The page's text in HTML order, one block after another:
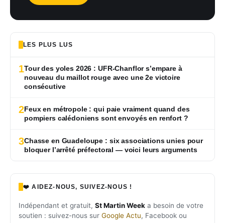
LES PLUS LUS
1Tour des yoles 2026 : UFR-Chanflor s’empare à
nouveau du maillot rouge avec une 2e victoire
consécutive
2Feux en métropole : qui paie vraiment quand des
pompiers calédoniens sont envoyés en renfort ?
3Chasse en Guadeloupe : six associations unies pour
bloquer l’arrêté préfectoral — voici leurs arguments
❤️ AIDEZ-NOUS, SUIVEZ-NOUS !
Indépendant et gratuit, St Martin Week a besoin de votre
soutien : suivez-nous sur Google Actu, Facebook ou